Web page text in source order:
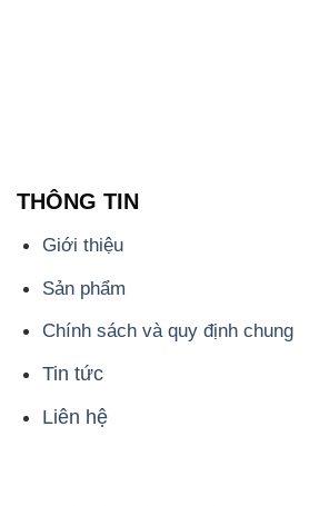
THÔNG TIN
Giới thiệu
Sản phẩm
Chính sách và quy định chung
Tin tức
Liên hệ